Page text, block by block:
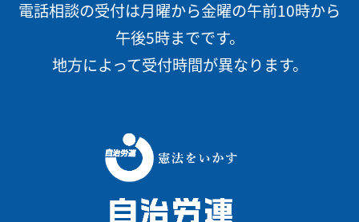
電話相談の受付は月曜から金曜の午前10時から
午後5時までです。
地方によって受付時間が異なります。